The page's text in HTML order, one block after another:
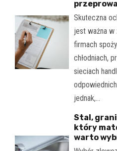
Skuteczna
jest ważna w
firmach
chłodniach,
sieciach
jednak,…
Stal,
który
warto